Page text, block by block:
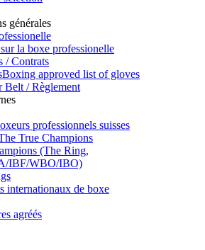
générales
la boxe professionelle
/ Contrats
approved list of gloves
/ Règlement
professionnels suisses
True Champions
(The Ring,
IBF/WBO/IBO)
internationaux de boxe
agréés